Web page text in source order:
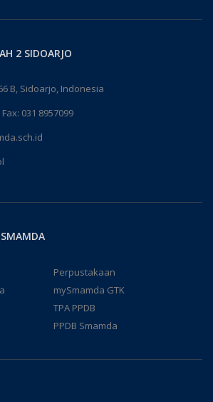
2 SIDOARJO
B, Sidoarjo, Indonesia
031 8957099
Perpustakaan
mySmamda GTK
TPA PPDB
PPDB Smamda